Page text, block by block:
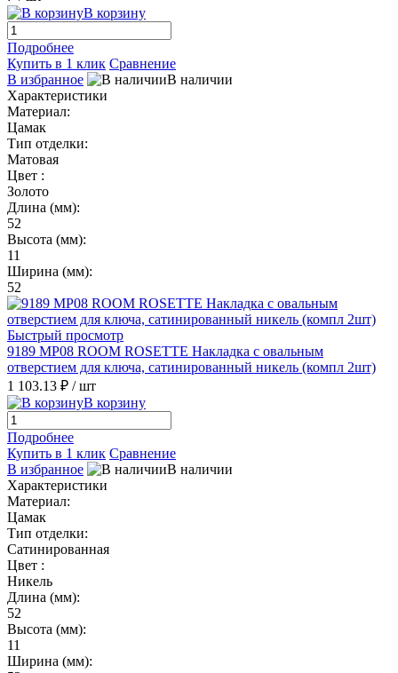
В корзину
Подробнее
Купить в 1 клик Сравнение
В избранное
В наличии
Характеристики
Материал:
Цамак
Тип отделки:
Матовая
Цвет :
Золото
Длина (мм):
52
Высота (мм):
11
Ширина (мм):
52
Быстрый просмотр
9189 MP08 ROOM ROSETTE Накладка с овальным
отверстием для ключа, сатинированный никель (компл 2шт)
1 103.13 ₽ / шт
В корзину
Подробнее
Купить в 1 клик Сравнение
В избранное
В наличии
Характеристики
Материал:
Цамак
Тип отделки:
Сатинированная
Цвет :
Никель
Длина (мм):
52
Высота (мм):
11
Ширина (мм):